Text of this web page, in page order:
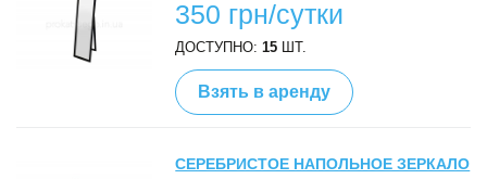
350 грн/сутки
ДОСТУПНО:15 ШТ.
Взять в аренду
СЕРЕБРИСТОЕ НАПОЛЬНОЕ ЗЕРКАЛО